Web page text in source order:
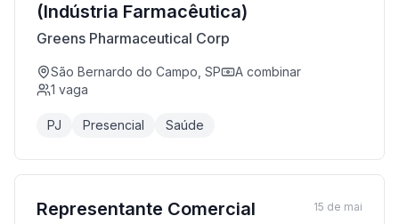
(Indústria Farmacêutica)
Greens Pharmaceutical Corp
São Bernardo do Campo, SP
A combinar
1 vaga
PJ Presencial Saúde
Representante Comercial 15 de mai